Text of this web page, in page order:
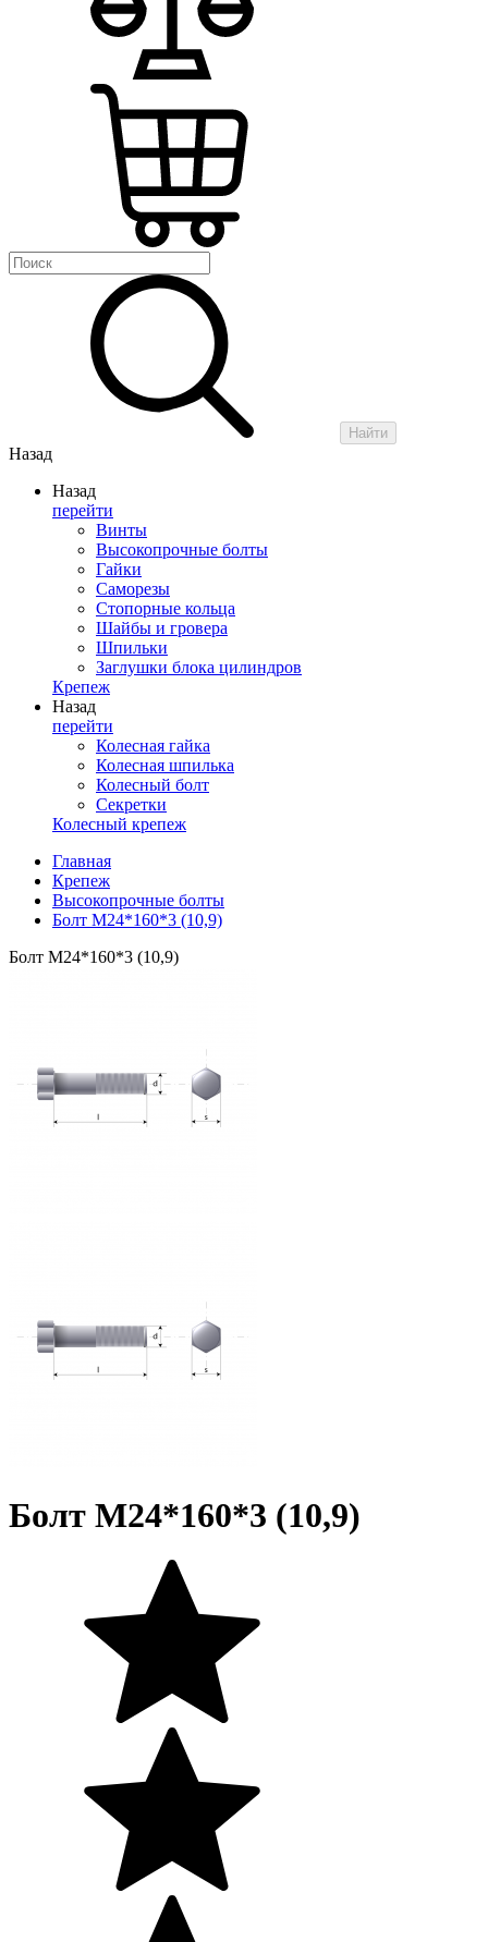
Найти
Назад
Назад
перейти
Винты
Высокопрочные болты
Гайки
Саморезы
Стопорные кольца
Шайбы и гровера
Шпильки
Заглушки блока цилиндров
Крепеж
Назад
перейти
Колесная гайка
Колесная шпилька
Колесный болт
Секретки
Колесный крепеж
Главная
Крепеж
Высокопрочные болты
Болт М24*160*3 (10,9)
Болт М24*160*3 (10,9)
Болт М24*160*3 (10,9)